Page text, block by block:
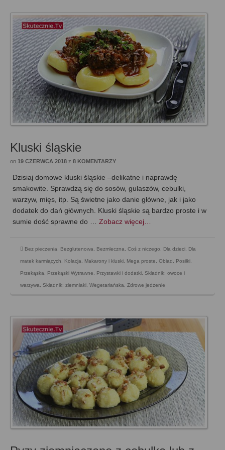
Kluski śląskie
on 19 CZERWCA 2018 z 8 KOMENTARZY
Dzisiaj domowe kluski śląskie –delikatne i naprawdę
smakowite. Sprawdzą się do sosów, gulaszów, cebulki,
warzyw, mięs, itp. Są świetne jako danie główne, jak i jako
dodatek do dań głównych. Kluski śląskie są bardzo proste i w
sumie dość sprawne do … Zobacz więcej…
Bez pieczenia Bezglutenowa Bezmleczna Coś z niczego Dla dzieci Dla
matek karmiących Kolacja Makarony i kluski Mega proste Obiad Posiłki
Przekąska Przekąski Wytrawne Przystawki i dodatki Składnik: owoce i
warzywa Składnik: ziemniaki Wegetariańska Zdrowe jedzenie